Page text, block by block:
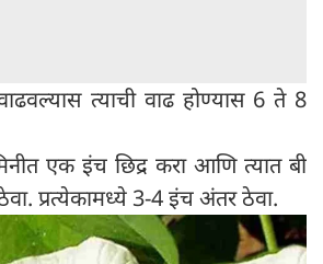
त्याची वाढ होण्यास 6 ते 8
एक इंच छिद्र करा आणि त्यात बी
प्रत्येकामध्ये 3-4 इंच अंतर ठेवा.